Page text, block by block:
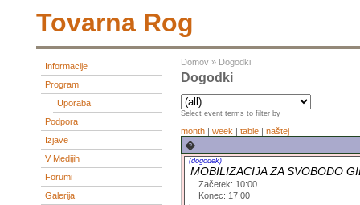
Tovarna Rog
Informacije
Program
Uporaba
Podpora
Izjave
V Medijih
Forumi
Galerija
Domov » Dogodki
Dogodki
Select event terms to filter by
month | week | table | naštej
�
(dogodek)
MOBILIZACIJA ZA SVOBODO
Začetek: 10:00
Konec: 17:00